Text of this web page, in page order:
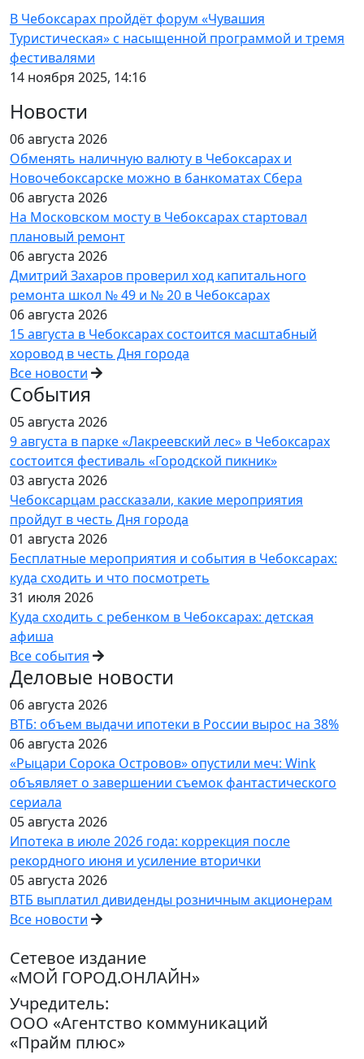
В Чебоксарах пройдёт форум «Чувашия
Туристическая» с насыщенной программой и тремя
фестивалями
14 ноября 2025, 14:16
Новости
06 августа 2026
Обменять наличную валюту в Чебоксарах и
Новочебоксарске можно в банкоматах Сбера
06 августа 2026
На Московском мосту в Чебоксарах стартовал
плановый ремонт
06 августа 2026
Дмитрий Захаров проверил ход капитального
ремонта школ № 49 и № 20 в Чебоксарах
06 августа 2026
15 августа в Чебоксарах состоится масштабный
хоровод в честь Дня города
Все новости
События
05 августа 2026
9 августа в парке «Лакреевский лес» в Чебоксарах
состоится фестиваль «Городской пикник»
03 августа 2026
Чебоксарцам рассказали, какие мероприятия
пройдут в честь Дня города
01 августа 2026
Бесплатные мероприятия и события в Чебоксарах:
куда сходить и что посмотреть
31 июля 2026
Куда сходить с ребенком в Чебоксарах: детская
афиша
Все события
Деловые новости
06 августа 2026
ВТБ: объем выдачи ипотеки в России вырос на 38%
06 августа 2026
«Рыцари Сорока Островов» опустили меч: Wink
объявляет о завершении съемок фантастического
сериала
05 августа 2026
Ипотека в июле 2026 года: коррекция после
рекордного июня и усиление вторички
05 августа 2026
ВТБ выплатил дивиденды розничным акционерам
Все новости
Сетевое издание
«МОЙ ГОРОД.ОНЛАЙН»
Учредитель:
ООО «Агентство коммуникаций
«Прайм плюс»